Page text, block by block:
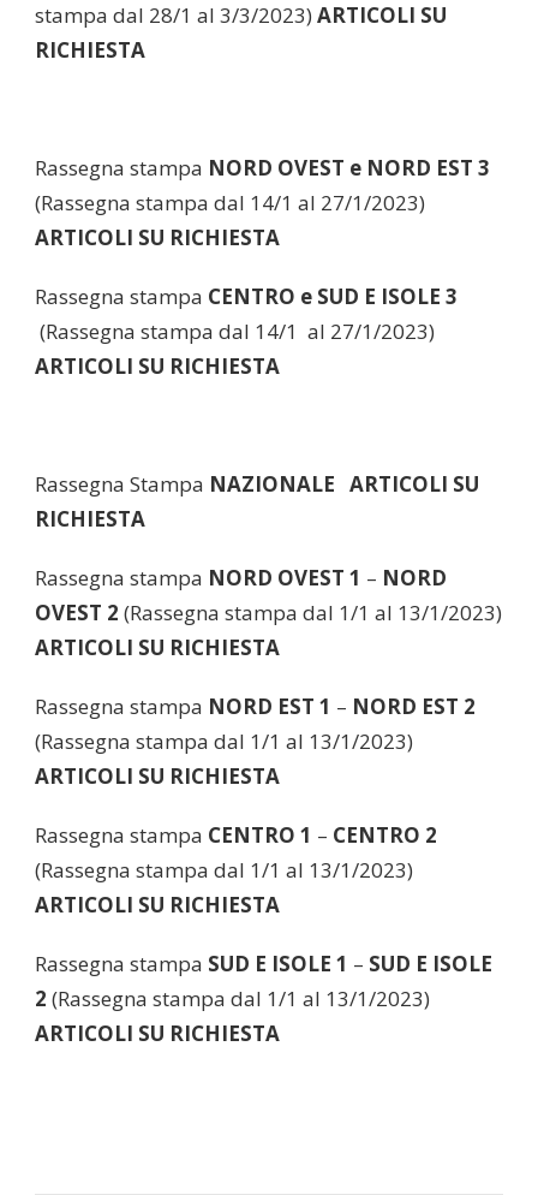
stampa dal 28/1 al 3/3/2023) ARTICOLI SU
RICHIESTA
Rassegna stampa NORD OVEST e NORD EST 3
(Rassegna stampa dal 14/1 al 27/1/2023)
ARTICOLI SU RICHIESTA
Rassegna stampa CENTRO e SUD E ISOLE 3
(Rassegna stampa dal 14/1 al 27/1/2023)
ARTICOLI SU RICHIESTA
Rassegna Stampa NAZIONALE ARTICOLI SU
RICHIESTA
Rassegna stampa NORD OVEST 1 – NORD
OVEST 2 (Rassegna stampa dal 1/1 al 13/1/2023)
ARTICOLI SU RICHIESTA
Rassegna stampa NORD EST 1 – NORD EST 2
(Rassegna stampa dal 1/1 al 13/1/2023)
ARTICOLI SU RICHIESTA
Rassegna stampa CENTRO 1 – CENTRO 2
(Rassegna stampa dal 1/1 al 13/1/2023)
ARTICOLI SU RICHIESTA
Rassegna stampa SUD E ISOLE 1 – SUD E ISOLE
2 (Rassegna stampa dal 1/1 al 13/1/2023)
ARTICOLI SU RICHIESTA